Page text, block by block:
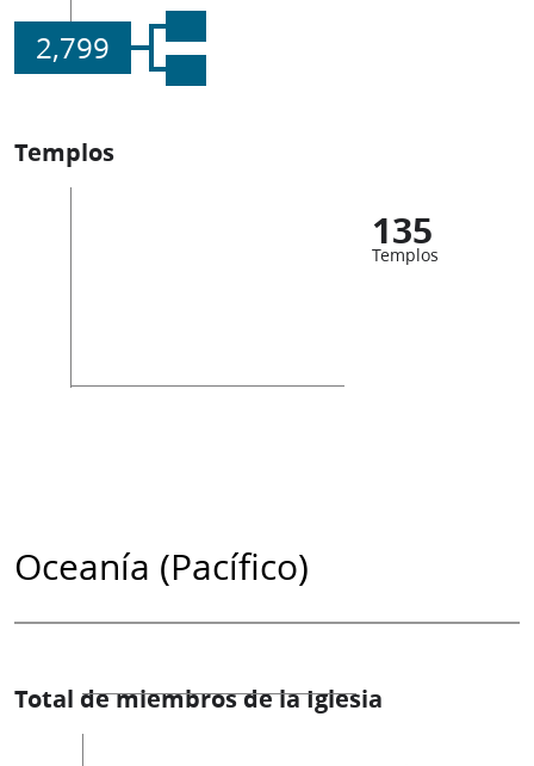
2,799
Templos
135
Templos
Oceanía (Pacífico)
Total de miembros de la Iglesia